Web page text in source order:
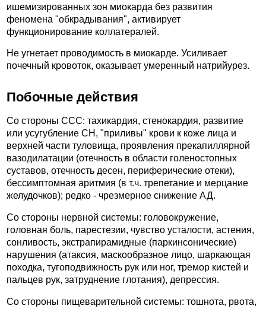
ишемизированных зон миокарда без развития
феномена "обкрадывания", активирует
функционирование коллатералей.
Не угнетает проводимость в миокарде. Усиливает
почечный кровоток, оказывает умеренный натрийурез.
Побочные действия
Со стороны ССС: тахикардия, стенокардия, развитие
или усугубление СН, "приливы" крови к коже лица и
верхней части туловища, проявления прекапиллярной
вазодилатации (отечность в области голеностопных
суставов, отечность десен, периферические отеки),
бессимптомная аритмия (в т.ч. трепетание и мерцание
желудочков); редко - чрезмерное снижение АД.
Со стороны нервной системы: головокружение,
головная боль, парестезии, чувство усталости, астения,
сонливость, экстрапирамидные (паркинсонические)
нарушения (атаксия, маскообразное лицо, шаркающая
походка, тугоподвижность рук или ног, тремор кистей и
пальцев рук, затруднение глотания), депрессия.
Со стороны пищеварительной системы: тошнота, рвота,